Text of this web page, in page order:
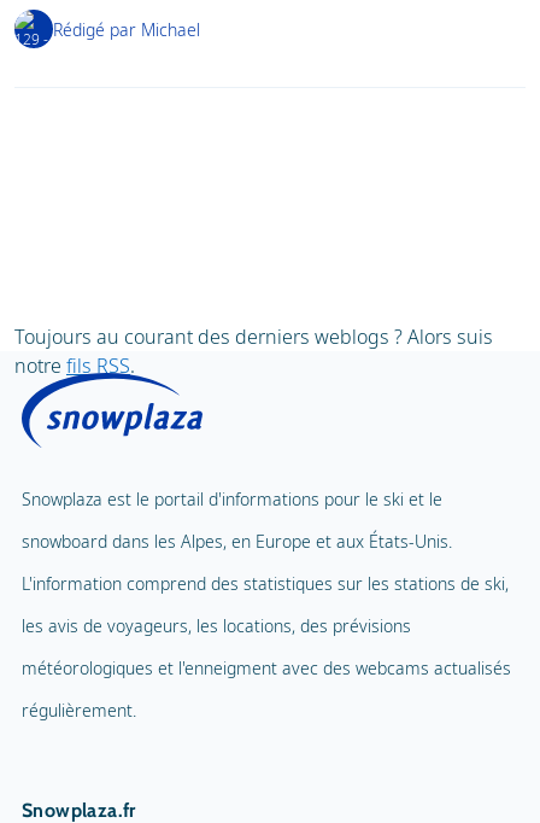
Rédigé par Michael
Toujours au courant des derniers weblogs ? Alors suis
notre fils RSS.
Snowplaza est le portail d'informations pour le ski et le
snowboard dans les Alpes, en Europe et aux États-Unis.
L'information comprend des statistiques sur les stations de ski,
les avis de voyageurs, les locations, des prévisions
météorologiques et l'enneigment avec des webcams actualisés
régulièrement.
Snowplaza.fr